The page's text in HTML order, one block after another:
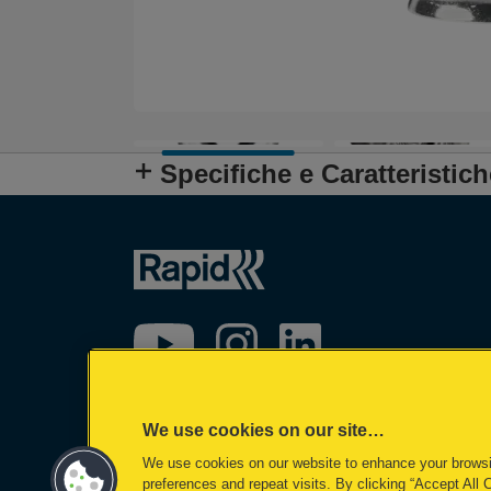
Specifiche e
We use cookies on our site…
We use cookies on our website to enhance your
preferences and repeat visits. By clicking “Accept All